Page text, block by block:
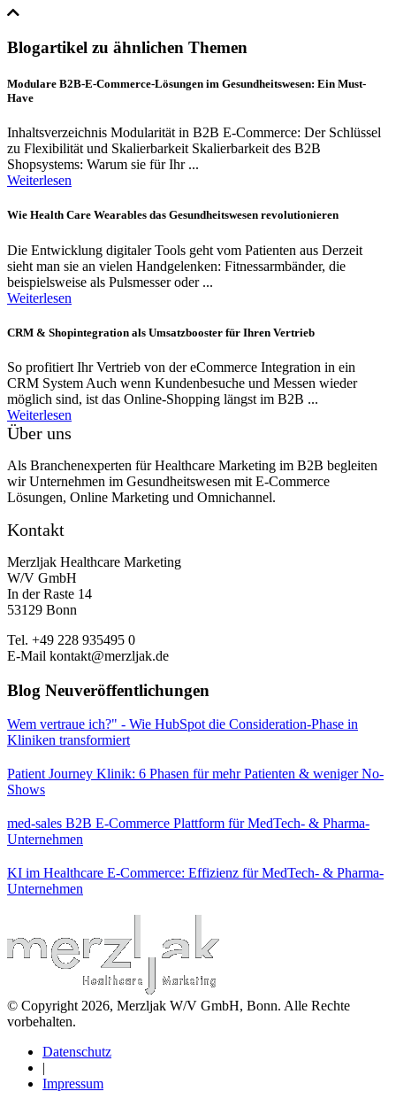
Blogartikel zu ähnlichen Themen
Modulare B2B-E-Commerce-Lösungen im Gesundheitswesen: Ein Must-
Have
Inhaltsverzeichnis Modularität in B2B E-Commerce: Der Schlüssel
zu Flexibilität und Skalierbarkeit Skalierbarkeit des B2B
Shopsystems: Warum sie für Ihr ...
Weiterlesen
Wie Health Care Wearables das Gesundheitswesen revolutionieren
Die Entwicklung digitaler Tools geht vom Patienten aus Derzeit
sieht man sie an vielen Handgelenken: Fitnessarmbänder, die
beispielsweise als Pulsmesser oder ...
Weiterlesen
CRM & Shopintegration als Umsatzbooster für Ihren Vertrieb
So profitiert Ihr Vertrieb von der eCommerce Integration in ein
CRM System Auch wenn Kundenbesuche und Messen wieder
möglich sind, ist das Online-Shopping längst im B2B ...
Weiterlesen
Über uns
Als Branchenexperten für Healthcare Marketing im B2B begleiten
wir Unternehmen im Gesundheitswesen mit E-Commerce
Lösungen, Online Marketing und Omnichannel.
Kontakt
Merzljak Healthcare Marketing
W/V GmbH
In der Raste 14
53129 Bonn
Tel. +49 228 935495 0
E-Mail kontakt@merzljak.de
Blog Neuveröffentlichungen
Wem vertraue ich?" - Wie HubSpot die Consideration-Phase in
Kliniken transformiert
Patient Journey Klinik: 6 Phasen für mehr Patienten & weniger No-
Shows
med-sales B2B E-Commerce Plattform für MedTech- & Pharma-
Unternehmen
KI im Healthcare E-Commerce: Effizienz für MedTech- & Pharma-
Unternehmen
© Copyright 2026, Merzljak W/V GmbH, Bonn. Alle Rechte
vorbehalten.
Datenschutz
|
Impressum